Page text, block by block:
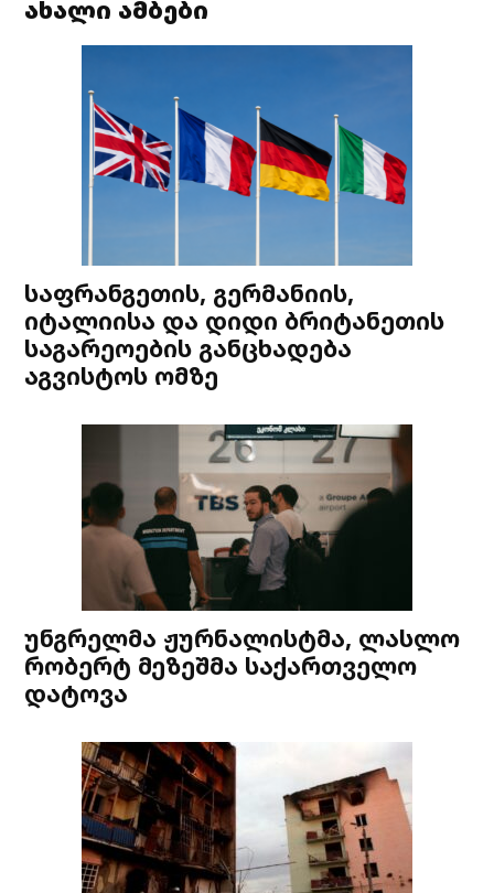
ახალი ამბები
საფრანგეთის, გერმანიის,
იტალიისა და დიდი ბრიტანეთის
საგარეოების განცხადება
აგვისტოს ომზე
უნგრელმა ჟურნალისტმა, ლასლო
რობერტ მეზეშმა საქართველო
დატოვა